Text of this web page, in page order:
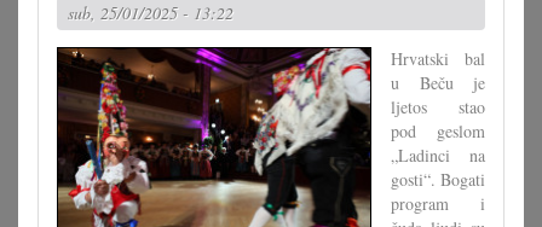
sub, 25/01/2025 - 13:22
Hrvatski bal
u Beču je
ljetos stao
pod geslom
„Ladinci na
gosti“. Bogati
program i